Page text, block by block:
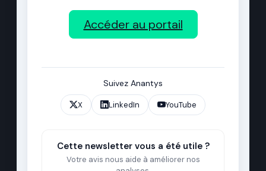
Accéder au portail
Suivez Anantys
X LinkedIn YouTube
Cette newsletter vous a été utile ?
Votre avis nous aide à améliorer nos